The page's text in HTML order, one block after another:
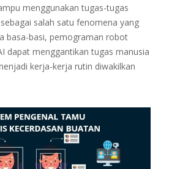
menggunakan tugas-tugas
salah satu fenomena yang
basa-basi, pemograman robot
dapat menggantikan tugas manusia
kerja-kerja rutin diwakilkan